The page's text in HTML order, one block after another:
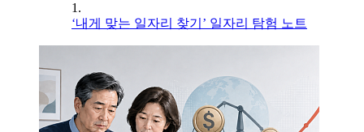
1.
‘내게 맞는 일자리 찾기’ 일자리 탐험 노트